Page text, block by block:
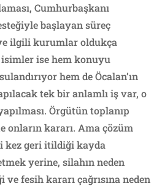
Cumhurbaşkanı
başlayan süreç
ilgili kurumlar oldukça
ise hem konuyu
hem de Öcalan’ın
tek bir anlamlı iş var, o
Örgütün toplanıp
onların kararı. Ama çözüm
kez geri itildiği kayda
yerine, silahın neden
ve fesih kararı çağrısına neden